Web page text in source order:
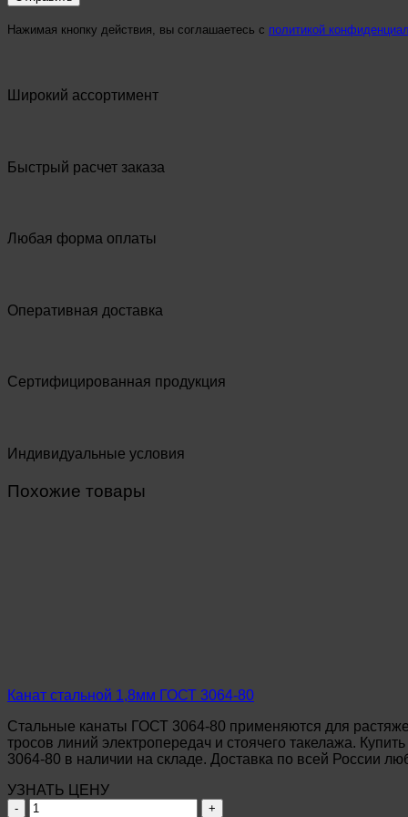
Нажимая кнопку действия, вы соглашаетесь с политикой
Широкий ассортимент
Быстрый расчет заказа
Любая форма оплаты
Оперативная доставка
Сертифицированная продукция
Индивидуальные условия
Похожие товары
Канат стальной 1,8мм ГОСТ 3064-80
Стальные канаты ГОСТ 3064-80 применяются для
тросов линий электропередач и стоячего такелажа.
3064-80 в наличии на складе. Доставка по всей России
УЗНАТЬ ЦЕНУ
Количество